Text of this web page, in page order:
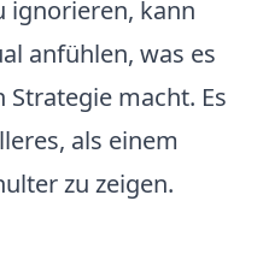
ignorieren, kann
anfühlen, was es
macht. Es
als einem
zu zeigen.